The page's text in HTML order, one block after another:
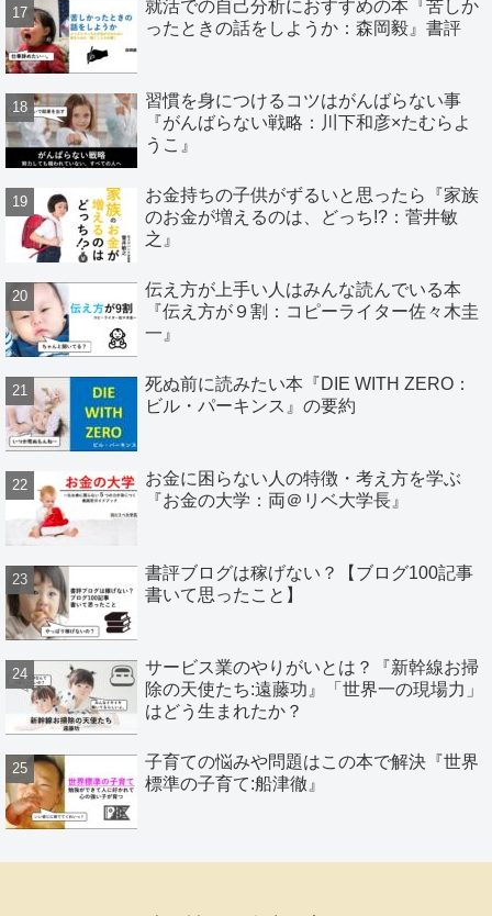
就活での自己分析におすすめの本『苦しか
ったときの話をしようか：森岡毅』書評
習慣を身につけるコツはがんばらない事
『がんばらない戦略：川下和彦×たむらよ
うこ』
お金持ちの子供がずるいと思ったら『家族
のお金が増えるのは、どっち!?：菅井敏
之』
伝え方が上手い人はみんな読んでいる本
『伝え方が９割：コピーライター佐々木圭
一』
死ぬ前に読みたい本『DIE WITH ZERO：
ビル・パーキンス』の要約
お金に困らない人の特徴・考え方を学ぶ
『お金の大学：両＠リベ大学長』
書評ブログは稼げない？【ブログ100記事
書いて思ったこと】
サービス業のやりがいとは？『新幹線お掃
除の天使たち:遠藤功』「世界一の現場力」
はどう生まれたか？
子育ての悩みや問題はこの本で解決『世界
標準の子育て:船津徹』